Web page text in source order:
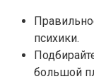
психики.
большой